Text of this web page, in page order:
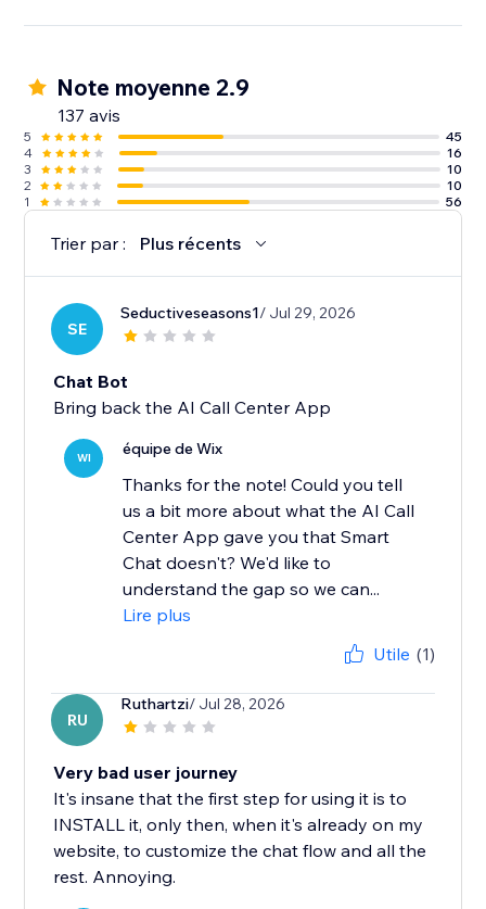
Note moyenne 2.9
137 avis
5
45
4
16
3
10
2
10
1
56
Trier par : Plus récents
SE
Seductiveseasons1/ Jul 29, 2026
Chat Bot
Bring back the AI Call Center App
WI équipe de Wix
Thanks for the note! Could you tell
us a bit more about what the AI Call
Center App gave you that Smart
Chat doesn't? We'd like to
understand the gap so we can...
Lire plus
Utile (1)
RU
Ruthartzi/ Jul 28, 2026
Very bad user journey
It's insane that the first step for using it is to
INSTALL it, only then, when it's already on my
website, to customize the chat flow and all the
rest. Annoying.